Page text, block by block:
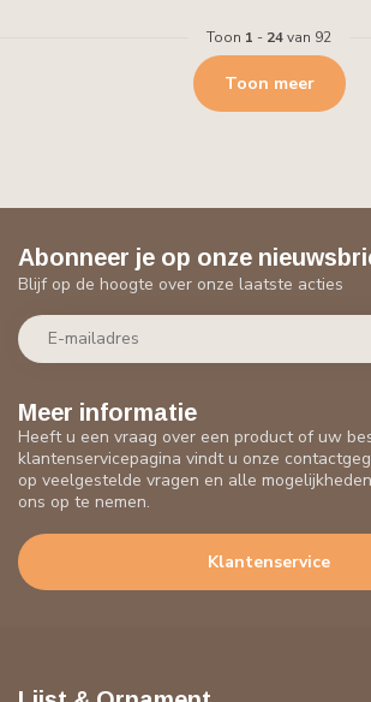
Toon 1 - 24van 92
Toon meer
Meer informatie
Heeft u een vraag over een product of uw
klantenservicepagina vindt u onze
op veelgestelde vragen en alle
ons op te nemen.
Klantenservice
Abonneer je op onze
Blijf op de hoogte over onze laatste acties